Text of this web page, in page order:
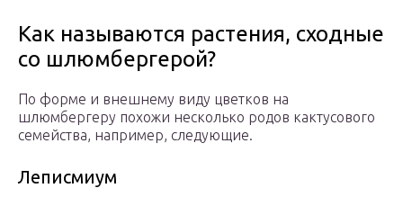
Как называются растения, сходные
со шлюмбергерой?
По форме и внешнему виду цветков на
шлюмбергеру похожи несколько родов кактусового
семейства, например, следующие.
Леписмиум